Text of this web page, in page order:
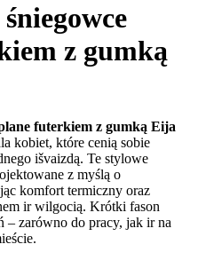
z gumką
futerkiem z gumką Eija
kobiet, które cenią sobie
išvaizdą. Te stylowe
z myślą o
komfort termiczny oraz
ir wilgocią. Krótki fason
– zarówno do pracy, jak ir na